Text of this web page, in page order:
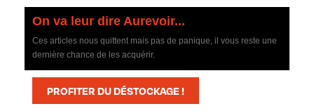
On va leur dire Aurevoir...
Ces articles nous quittent mais pas de panique, il vous reste une
dernière chance de les acquérir.
PROFITER DU DÉSTOCKAGE !